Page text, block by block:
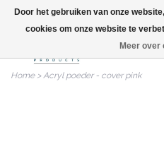
Home>Acryl poeder - cover pink
Door het gebruiken van onze
cookies om onze website te
Meer over